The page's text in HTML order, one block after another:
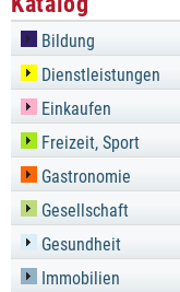
Bildung
Dienstleistungen
Einkaufen
Freizeit, Sport
Gastronomie
Gesellschaft
Gesundheit
Immobilien